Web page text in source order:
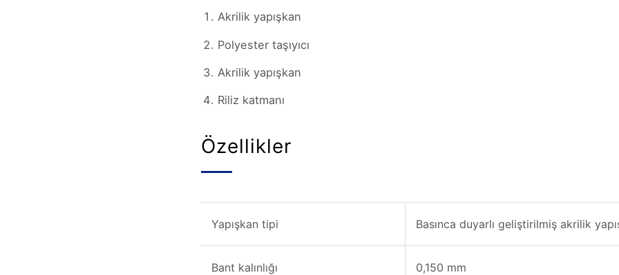
Akrilik yapışkan
Polyester taşıyıcı
Akrilik yapışkan
Riliz katmanı
Özellikler
Yapışkan tipi Basınca duyarlı geliştirilmiş akrilik
Bant kalınlığı 0,150 mm